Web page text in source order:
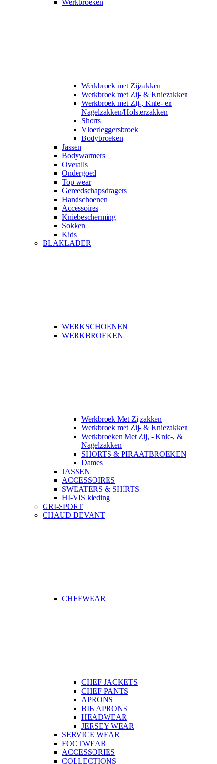
Werkbroeken
Werkbroek met Zijzakken
Werkbroek met Zij- & Kniezakken
Werkbroek met Zij-, Knie- en
Nagelzakken/Holsterzakken
Shorts
Vloerleggersbroek
Bodybroeken
Jassen
Bodywarmers
Overalls
Ondergoed
Top wear
Gereedschapsdragers
Handschoenen
Accessoires
Kniebescherming
Sokken
Kids
BLAKLADER
WERKSCHOENEN
WERKBROEKEN
Werkbroek Met Zijzakken
Werkbroek met Zij- & Kniezakken
Werkbroeken Met Zij, - Knie-, &
Nagelzakken
SHORTS & PIRAATBROEKEN
Dames
JASSEN
ACCESSOIRES
SWEATERS & SHIRTS
HI-VIS kleding
GRI-SPORT
CHAUD DEVANT
CHEFWEAR
CHEF JACKETS
CHEF PANTS
APRONS
BIB APRONS
HEADWEAR
JERSEY WEAR
SERVICE WEAR
FOOTWEAR
ACCESSORIES
COLLECTIONS